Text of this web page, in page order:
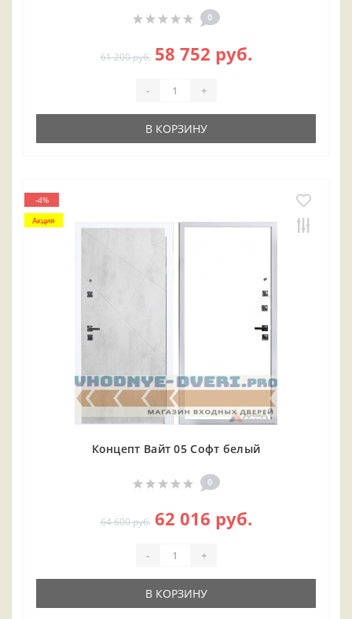
0
61 200 руб. 58 752 руб.
- +
В КОРЗИНУ
-4%
Акция
Концепт Вайт 05 Софт белый
0
64 600 руб. 62 016 руб.
- +
В КОРЗИНУ